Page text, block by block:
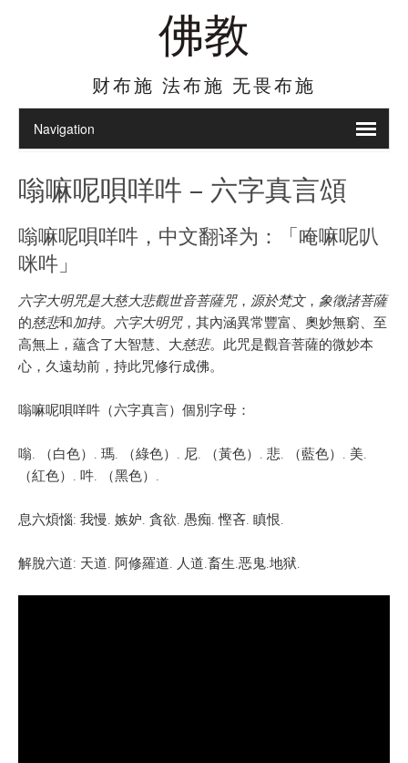
佛教
财布施 法布施 无畏布施
嗡嘛呢唄咩吽 – 六字真言頌
嗡嘛呢唄咩吽，中文翻译为：「唵嘛呢叭
咪吽」
六字大明咒是大慈大悲觀世音菩薩咒， 源於梵文， 象徵諸菩薩
的慈悲和加持。 六字大明咒，其內涵異常豐富、奧妙無窮、至
高無上，蘊含了大智慧、大慈悲。此咒是觀音菩薩的微妙本
心，久遠劫前，持此咒修行成佛。
嗡嘛呢唄咩吽（六字真言）個別字母：
嗡. （白色）. 瑪. （綠色）. 尼. （黃色）. 悲. （藍色）. 美.
（紅色）. 吽. （黑色）.
息六煩惱: 我慢. 嫉妒. 貪欲. 愚痴. 慳吝. 瞋恨.
解脫六道: 天道. 阿修羅道. 人道.畜生.恶鬼.地狱.